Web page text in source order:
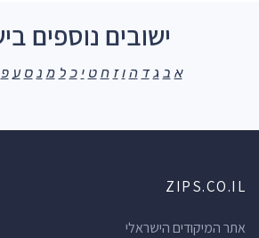
ישובים נוספים
א ב ג ד ה ו ז ח ט י כ ל מ נ ס ע פ
ZIPS.CO.IL
אתר המיקודים הישראלי